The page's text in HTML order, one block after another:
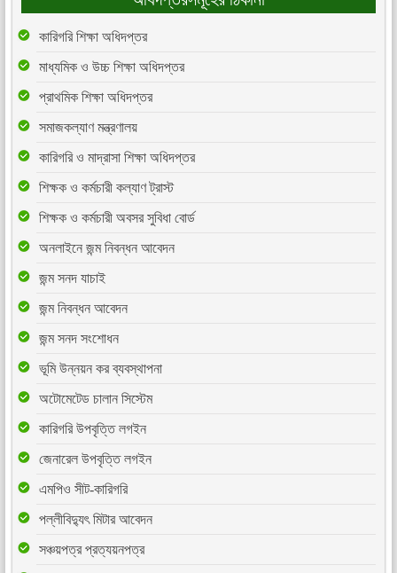
কারিগরি শিক্ষা অধিদপ্তর
মাধ্যমিক ও উচ্চ শিক্ষা অধিদপ্তর
প্রাথমিক শিক্ষা অধিদপ্তর
সমাজকল্যাণ মন্ত্রণালয়
কারিগরি ও মাদ্রাসা শিক্ষা অধিদপ্তর
শিক্ষক ও কর্মচারী কল্যাণ ট্রাস্ট
শিক্ষক ও কর্মচারী অবসর সুবিধা বোর্ড
অনলাইনে জন্ম নিবন্ধন আবেদন
জন্ম সনদ যাচাই
জন্ম নিবন্ধন আবেদন
জন্ম সনদ সংশোধন
ভূমি উন্নয়ন কর ব্যবস্থাপনা
অটোমেটেড চালান সিস্টেম
কারিগরি উপবৃত্তি লগইন
জেনারেল উপবৃত্তি লগইন
এমপিও সীট-কারিগরি
পল্লীবিদ্যুৎ মিটার আবেদন
সঞ্চয়পত্র প্রত্যয়নপত্র